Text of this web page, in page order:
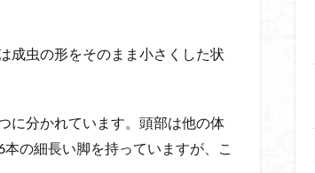
成虫の形をそのまま小さくした状
に分かれています。頭部は他の体
の細長い脚を持っていますが、こ